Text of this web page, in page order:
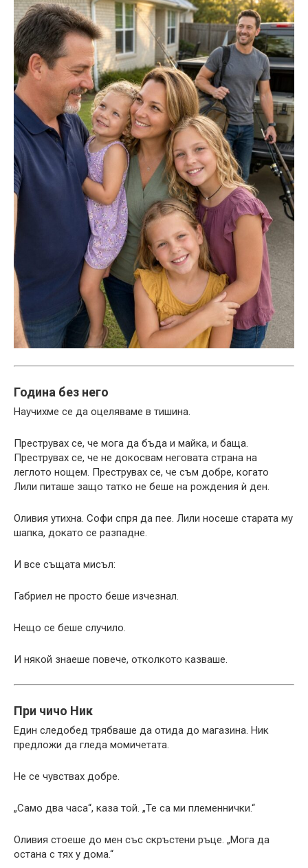
Година без него
Научихме се да оцеляваме в тишина.
Преструвах се, че мога да бъда и майка, и баща.
Преструвах се, че не докосвам неговата страна на
леглото нощем. Преструвах се, че съм добре, когато
Лили питаше защо татко не беше на рождения ѝ ден.
Оливия утихна. Софи спря да пее. Лили носеше старата му
шапка, докато се разпадне.
И все същата мисъл:
Габриел не просто беше изчезнал.
Нещо се беше случило.
И някой знаеше повече, отколкото казваше.
При чичо Ник
Един следобед трябваше да отида до магазина. Ник
предложи да гледа момичетата.
Не се чувствах добре.
„Само два часа“, каза той. „Те са ми племеннички.“
Оливия стоеше до мен със скръстени ръце. „Мога да
остана с тях у дома.“